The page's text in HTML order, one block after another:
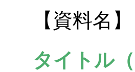
【資料名
タイトル